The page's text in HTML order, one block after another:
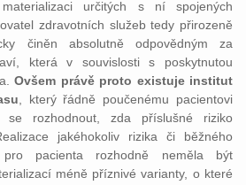
určitých s ní spojených
zdravotních služeb tedy přirozeně
činěn absolutně odpovědným za
která v souvislosti s poskytnutou
Ovšem právě proto existuje institut
, který řádně poučenému pacientovi
se rozhodnout, zda příslušné riziko
jakéhokoliv rizika či běžného
pacienta rozhodně neměla být
méně příznivé varianty, o které